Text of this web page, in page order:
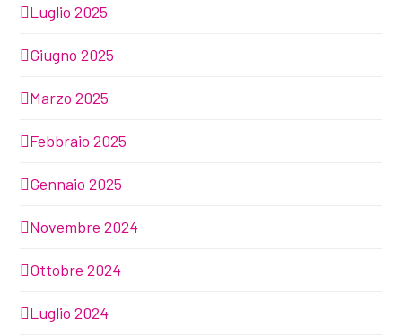
Luglio 2025
Giugno 2025
Marzo 2025
Febbraio 2025
Gennaio 2025
Novembre 2024
Ottobre 2024
Luglio 2024